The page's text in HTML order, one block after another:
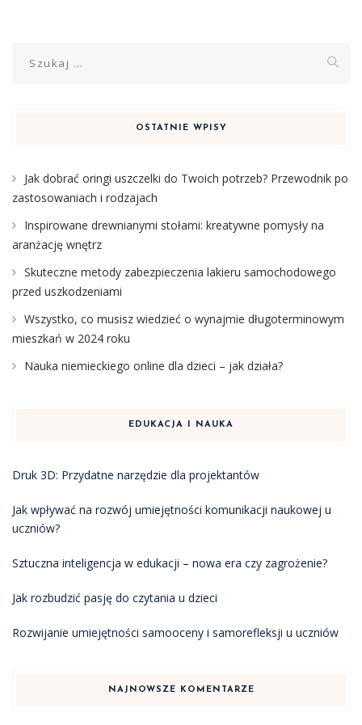
OSTATNIE WPISY
Jak dobrać oringi uszczelki do Twoich potrzeb? Przewodnik po
zastosowaniach i rodzajach
Inspirowane drewnianymi stołami: kreatywne pomysły na
aranżację wnętrz
Skuteczne metody zabezpieczenia lakieru samochodowego
przed uszkodzeniami
Wszystko, co musisz wiedzieć o wynajmie długoterminowym
mieszkań w 2024 roku
Nauka niemieckiego online dla dzieci – jak działa?
EDUKACJA I NAUKA
Druk 3D: Przydatne narzędzie dla projektantów
Jak wpływać na rozwój umiejętności komunikacji naukowej u
uczniów?
Sztuczna inteligencja w edukacji – nowa era czy zagrożenie?
Jak rozbudzić pasję do czytania u dzieci
Rozwijanie umiejętności samooceny i samorefleksji u uczniów
NAJNOWSZE KOMENTARZE